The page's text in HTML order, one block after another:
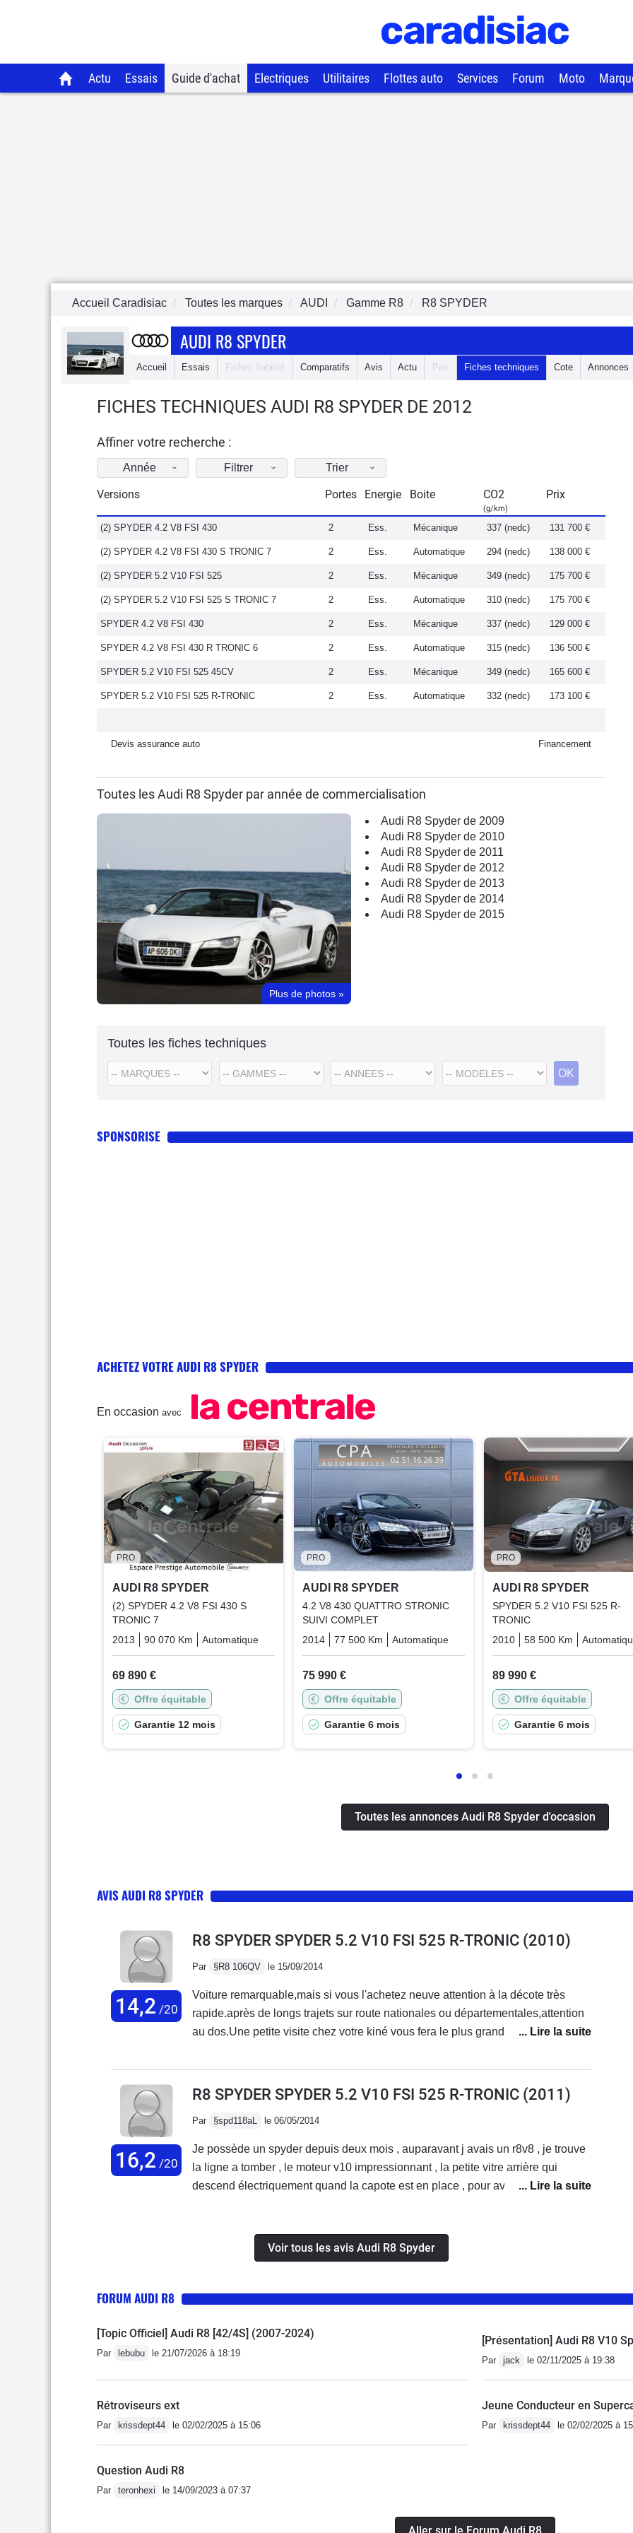
Actu Essais Guide d'achat Electriques Utilitaires Flottes auto Services Forum Moto
Accueil Caradisiac Toutes les marques AUDI Gamme R8 R8 SPYDER
AUDI R8 SPYDER
Accueil Essais Fiches fiabilité Comparatifs Avis Actu Prix Fiches techniques Cote Annonces
FICHES TECHNIQUES AUDI R8 SPYDER DE 2012
Affiner votre recherche :
Année Filtrer Trier
Versions Portes Energie Boite CO2
(g/km)
Prix
(2) SPYDER 4.2 V8 FSI 430 2 Ess. Mécanique 337 (nedc) 131 700 €
(2) SPYDER 4.2 V8 FSI 430 S TRONIC 7 2 Ess. Automatique 294 (nedc) 138 000 €
(2) SPYDER 5.2 V10 FSI 525 2 Ess. Mécanique 349 (nedc) 175 700 €
(2) SPYDER 5.2 V10 FSI 525 S TRONIC 7 2 Ess. Automatique 310 (nedc) 175 700 €
SPYDER 4.2 V8 FSI 430 2 Ess. Mécanique 337 (nedc) 129 000 €
SPYDER 4.2 V8 FSI 430 R TRONIC 6 2 Ess. Automatique 315 (nedc) 136 500 €
SPYDER 5.2 V10 FSI 525 45CV 2 Ess. Mécanique 349 (nedc) 165 600 €
SPYDER 5.2 V10 FSI 525 R-TRONIC 2 Ess. Automatique 332 (nedc) 173 100 €
Devis assurance auto Financement
Toutes les Audi R8 Spyder par année de commercialisation
Plus de photos »
Audi R8 Spyder de 2009
Audi R8 Spyder de 2010
Audi R8 Spyder de 2011
Audi R8 Spyder de 2012
Audi R8 Spyder de 2013
Audi R8 Spyder de 2014
Audi R8 Spyder de 2015
Toutes les fiches techniques
SPONSORISE
ACHETEZ VOTRE AUDI R8 SPYDER
En occasion avec
PRO
AUDI R8 SPYDER
(2) SPYDER 4.2 V8 FSI 430 S
TRONIC 7
2013
90 070 Km Automatique Essence
69 890 €
Offre équitable
Garantie 12 mois
PRO
AUDI R8 SPYDER
4.2 V8 430 QUATTRO STRONIC
SUIVI COMPLET
2014
77 500 Km Automatique Essence
75 990 €
Offre équitable
Garantie 6 mois
PRO
AUDI R8 SPYDER
SPYDER 5.2 V10 FSI 525 R-
TRONIC
2010
58 500 Km
89 990 €
Offre équitable
Garantie 6 mois
Toutes les annonces Audi R8 Spyder d'occasion
AVIS AUDI R8 SPYDER
14,2 /20
R8 SPYDER SPYDER 5.2 V10 FSI 525 R-TRONIC (2010)
Par §R8 106QV le 15/09/2014
Voiture remarquable,mais si vous l'achetez neuve attention à la décote très
rapide.après de longs trajets sur route nationales ou départementales,attention
au dos.Une petite visite chez votre kiné vous fera le plus grand bien.!Ce n'est
procure un immense plaisir de conduite,des accélérations foudroyantes,le son
du V10 Lambo envoûtant,et une tenue de route difficile à prendre en défaut,
(même à très vive allure).Bonne répartition de la puissance AV.AR,voiture très
saine qui pardonne pas mal d'erreurs de conduite.Un réel grand plaisir de
conduite. A ne pas mettre en toutes les mains cependant,car dans ce genre de
monstre (à vive allure),on parle plus de pilotage que de conduite.coté look,vous
serez surpris du nombre de personnes qui viendront vous abordez pour vous
véhicule qu'il vous faut.en Conclusion,si vous pouvez vous l'offrir (en 2ème
véhicule) n'hésitez pas une seule seconde.Frissons et montées d'adrénaline
16,2 /20
R8 SPYDER SPYDER 5.2 V10 FSI 525 R-TRONIC (2011)
Par §spd118aL le 06/05/2014
Je possède un spyder depuis deux mois , auparavant j avais un r8v8 , je trouve
la ligne a tomber , le moteur v10 impressionnant , la petite vitre arrière qui
descend électriquement quand la capote est en place , pour avoir le bruit du
Voir tous les avis Audi R8 Spyder
FORUM AUDI R8
[Topic Officiel] Audi R8 [42/4S] (2007-2024)
Par lebubu le 21/07/2026 à 18:19
[Présentation] Audi R8 V10
Par jack le 02/11/2025 à 19:38
Rétroviseurs ext
Par krissdept44 le 02/02/2025 à 15:06
Jeune Conducteur en
Par krissdept44 le 02/02/2025 à
Question Audi R8
Par teronhexi le 14/09/2023 à 07:37